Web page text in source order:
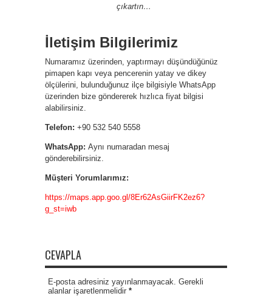
çıkartın…
İletişim Bilgilerimiz
Numaramız üzerinden, yaptırmayı düşündüğünüz
pimapen kapı veya pencerenin yatay ve dikey
ölçülerini, bulunduğunuz ilçe bilgisiyle WhatsApp
üzerinden bize göndererek hızlıca fiyat bilgisi
alabilirsiniz.
Telefon: +90 532 540 5558
WhatsApp: Aynı numaradan mesaj
gönderebilirsiniz.
Müşteri Yorumlarımız:
https://maps.app.goo.gl/8Er62AsGiirFK2ez6?
g_st=iwb
CEVAPLA
E-posta adresiniz yayınlanmayacak. Gerekli
alanlar işaretlenmelidir *